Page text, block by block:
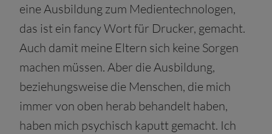
eine Ausbildung zum Medientechnologen,
das ist ein fancy Wort für Drucker, gemacht.
Auch damit meine Eltern sich keine Sorgen
machen müssen. Aber die Ausbildung,
beziehungsweise die Menschen, die mich
immer von oben herab behandelt haben,
haben mich psychisch kaputt gemacht. Ich